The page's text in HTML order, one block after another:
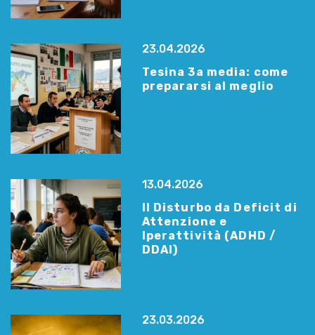
23.04.2026
Tesina 3a media: come
prepararsi al meglio
13.04.2026
Il Disturbo da Deficit di
Attenzione e
Iperattività (ADHD /
DDAI)
23.03.2026